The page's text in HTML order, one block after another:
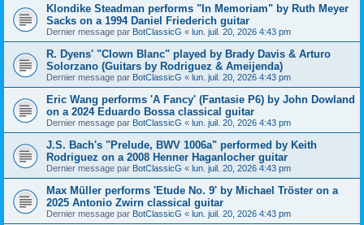
Klondike Steadman performs "In Memoriam" by Ruth Meyer
Sacks on a 1994 Daniel Friederich guitar
Dernier message par BotClassicG « lun. juil. 20, 2026 4:43 pm
R. Dyens' "Clown Blanc" played by Brady Davis & Arturo
Solorzano (Guitars by Rodriguez & Ameijenda)
Dernier message par BotClassicG « lun. juil. 20, 2026 4:43 pm
Eric Wang performs 'A Fancy' (Fantasie P6) by John Dowland
on a 2024 Eduardo Bossa classical guitar
Dernier message par BotClassicG « lun. juil. 20, 2026 4:43 pm
J.S. Bach's "Prelude, BWV 1006a" performed by Keith
Rodriguez on a 2008 Henner Haganlocher guitar
Dernier message par BotClassicG « lun. juil. 20, 2026 4:43 pm
Max Müller performs 'Etude No. 9' by Michael Tröster on a
2025 Antonio Zwirn classical guitar
Dernier message par BotClassicG « lun. juil. 20, 2026 4:43 pm